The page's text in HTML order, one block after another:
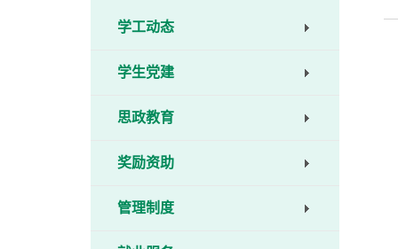
学工动态
学生党建
思政教育
奖励资助
管理制度